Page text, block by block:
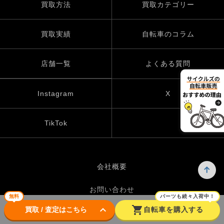
無料
買取 / 査定はこちら keyboard_arrow_down shopping_cart
パーツも続々入荷中！
自転車を購入する
買取方法 買取カテゴリー
買取実績 自転車のコラム
店舗一覧 よくある質問
Instagram X
TikTok
会社概要
お問い合わせ
プライバシーポリシー